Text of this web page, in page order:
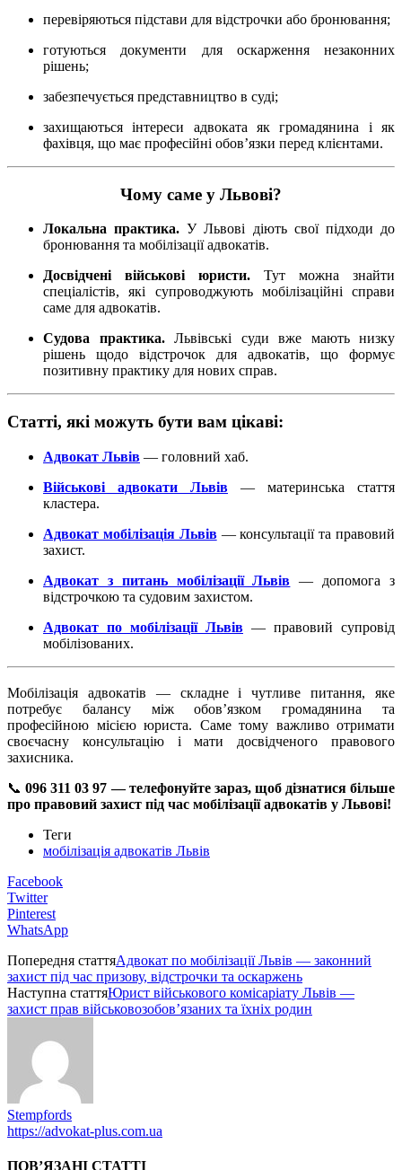
перевіряються підстави для відстрочки або бронювання;
готуються документи для оскарження незаконних
рішень;
забезпечується представництво в суді;
захищаються інтереси адвоката як громадянина і як
фахівця, що має професійні обов’язки перед клієнтами.
Чому саме у Львові?
Локальна практика. У Львові діють свої підходи до
бронювання та мобілізації адвокатів.
Досвідчені військові юристи. Тут можна знайти
спеціалістів, які супроводжують мобілізаційні справи
саме для адвокатів.
Судова практика.Львівські суди вже мають низку
рішень щодо відстрочок для адвокатів, що формує
позитивну практику для нових справ.
Статті, які можуть бути вам цікаві:
Адвокат Львів — головний хаб.
Військові адвокати Львів — материнська стаття
кластера.
Адвокат мобілізація Львів— консультації та правовий
захист.
Адвокат з питань мобілізації Львів — допомога з
відстрочкою та судовим захистом.
Адвокат по мобілізації Львів — правовий супровід
мобілізованих.
Мобілізація адвокатів — складне і чутливе питання, яке
потребує балансу між обов’язком громадянина та
професійною місією юриста. Саме тому важливо отримати
своєчасну консультацію і мати досвідченого правового
захисника.
📞096 311 03 97 — телефонуйте зараз, щоб дізнатися більше
про правовий захист під час мобілізації адвокатів у Львові!
Теги
мобілізація адвокатів Львів
Facebook
Twitter
Pinterest
WhatsApp
Попередня статтяАдвокат по мобілізації Львів — законний
захист під час призову, відстрочки та оскаржень
Наступна статтяЮрист військового комісаріату Львів —
захист прав військовозобов’язаних та їхніх родин
Stempfords
https://advokat-plus.com.ua
ПОВ’ЯЗАНІ СТАТТІ